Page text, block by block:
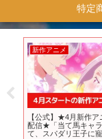
新作アニメ
【公式】★4月新作ア
配信★「当て馬キャ
て、スパダリ王子に